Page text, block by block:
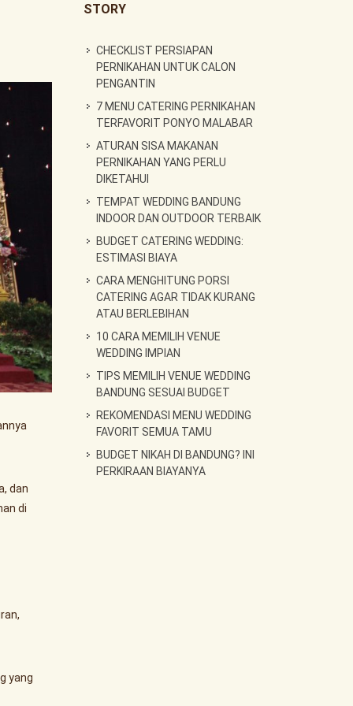
dan
di
yang
STORY
CHECKLIST PERSIAPAN
PERNIKAHAN UNTUK CALON
PENGANTIN
7 MENU CATERING PERNIKAHAN
TERFAVORIT PONYO MALABAR
ATURAN SISA MAKANAN
PERNIKAHAN YANG PERLU
DIKETAHUI
TEMPAT WEDDING BANDUNG
INDOOR DAN OUTDOOR TERBAIK
BUDGET CATERING WEDDING:
ESTIMASI BIAYA
CARA MENGHITUNG PORSI
CATERING AGAR TIDAK KURANG
ATAU BERLEBIHAN
10 CARA MEMILIH VENUE
WEDDING IMPIAN
TIPS MEMILIH VENUE WEDDING
BANDUNG SESUAI BUDGET
REKOMENDASI MENU WEDDING
FAVORIT SEMUA TAMU
BUDGET NIKAH DI BANDUNG? INI
PERKIRAAN BIAYANYA